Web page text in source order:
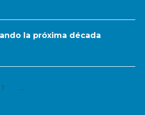
la próxima década
1 …